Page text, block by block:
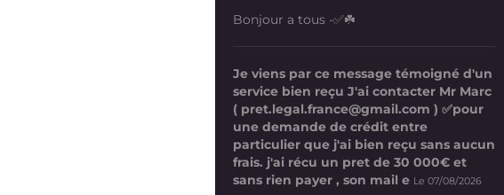
Bonjour a tous -✅☘️
Je viens par ce message témoigné d'un
service bien reçu J'ai contacter Mr Marc
( pret.legal.france@gmail.com ) ✅pour
une demande de crédit entre
particulier que j'ai bien reçu sans aucun
frais. j'ai récu un pret de 30 000€ et
sans rien payer , son mail e Le 07/08/2026